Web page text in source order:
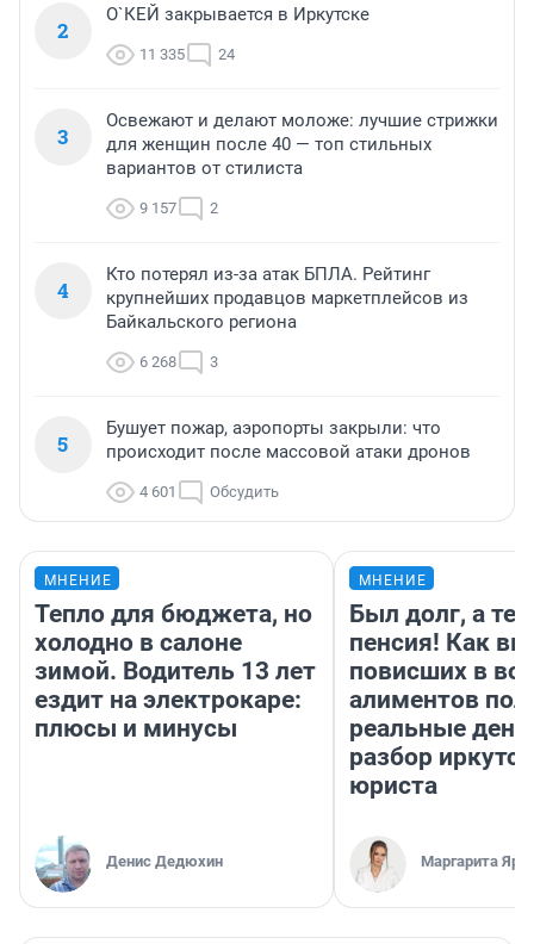
2
О`КЕЙ закрывается в Иркутске
11 335 24
3
Освежают и делают моложе: лучшие стрижки
для женщин после 40 — топ стильных
вариантов от стилиста
9 157 2
4
Кто потерял из-за атак БПЛА. Рейтинг
крупнейших продавцов маркетплейсов из
Байкальского региона
6 268 3
5
Бушует пожар, аэропорты закрыли: что
происходит после массовой атаки дронов
4 601 Обсудить
МНЕНИЕ
Тепло для бюджета, но
холодно в салоне
зимой. Водитель 13 лет
ездит на электрокаре:
плюсы и минусы
Денис Дедюхин
МНЕНИЕ
Был долг, а
пенсия! Как
повисших в
алиментов
реальные
разбор
юриста
Маргарита